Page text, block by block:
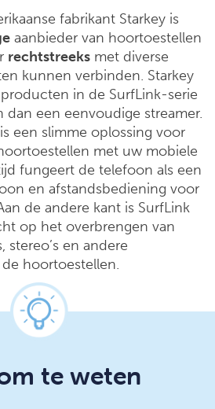
fabrikant Starkey is
aanbieder van hoortoestellen
rechtstreeks met diverse
kunnen verbinden. Starkey
in de SurfLink-serie
dan een eenvoudige streamer.
een slimme oplossing voor
met uw mobiele
fungeert de telefoon als een
en afstandsbediening voor
de andere kant is SurfLink
op het overbrengen van
stereo’s en andere
hoortoestellen.
te weten